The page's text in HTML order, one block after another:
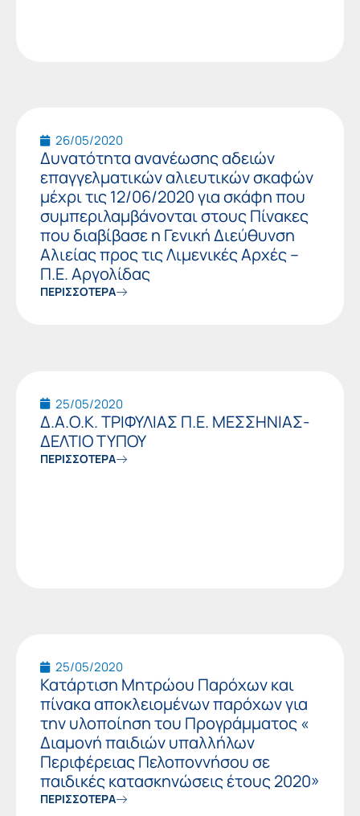
26/05/2020
Δυνατότητα ανανέωσης αδειών
επαγγελματικών αλιευτικών σκαφών
μέχρι τις 12/06/2020 για σκάφη που
συμπεριλαμβάνονται στους Πίνακες
που διαβίβασε η Γενική Διεύθυνση
Αλιείας προς τις Λιμενικές Αρχές –
Π.Ε. Αργολίδας
ΠΕΡΙΣΣΟΤΕΡΑ
25/05/2020
Δ.Α.Ο.Κ. ΤΡΙΦΥΛΙΑΣ Π.Ε. ΜΕΣΣΗΝΙΑΣ-
ΔΕΛΤΙΟ ΤΥΠΟΥ
ΠΕΡΙΣΣΟΤΕΡΑ
25/05/2020
Κατάρτιση Μητρώου Παρόχων και
πίνακα αποκλειομένων παρόχων για
την υλοποίηση του Προγράμματος «
Διαμονή παιδιών υπαλλήλων
Περιφέρειας Πελοποννήσου σε
παιδικές κατασκηνώσεις έτους 2020»
ΠΕΡΙΣΣΟΤΕΡΑ